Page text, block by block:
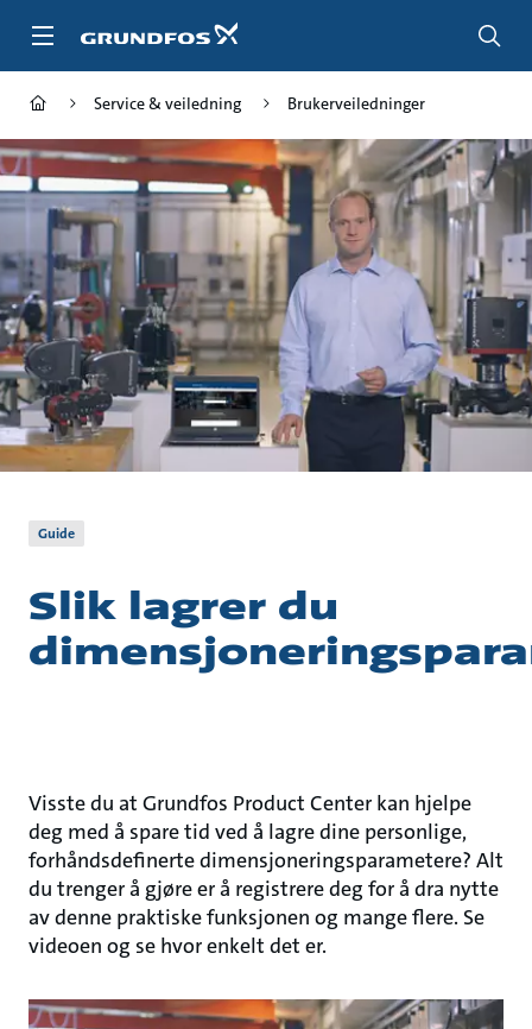
Service & veiledning Brukerveiledninger
Guide
Slik lagrer du
Visste du at Grundfos Product Center kan hjelpe
deg med å spare tid ved å lagre dine personlige,
forhåndsdefinerte dimensjoneringsparametere? Alt
du trenger å gjøre er å registrere deg for å dra nytte
av denne praktiske funksjonen og mange flere. Se
videoen og se hvor enkelt det er.